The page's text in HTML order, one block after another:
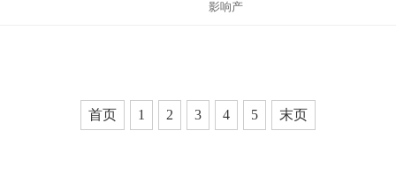
影响产
首页 1 2 3 4 5 末页